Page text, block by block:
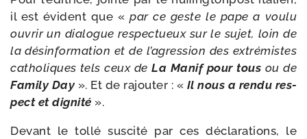
il est évident que «par ce geste le pape a vou­lu
ouvrir un dia­logue res­pec­tueux sur le sujet, loin de
la dés­in­for­ma­tion et de l’a­gres­sion des extré­mistes
catho­liques tels ceux deLa Manif pour tous ou de
Family Day ». Et de rajou­ter : « Il nous a ren­du res­
pect et digni­té ».
Devant le tol­lé sus­ci­té par ces décla­ra­tions, le